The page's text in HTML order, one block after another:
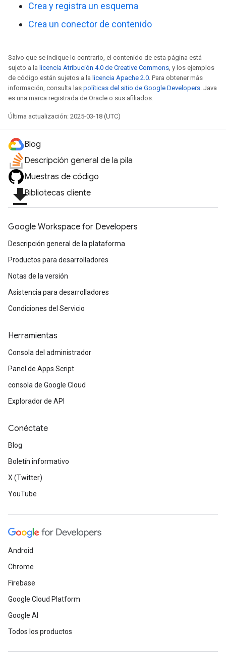
Crea y registra un esquema
Crea un conector de contenido
Salvo que se indique lo contrario, el contenido de esta página está
sujeto a la licencia Atribución 4.0 de Creative Commons, y los ejemplos
de código están sujetos a la licencia Apache 2.0. Para obtener más
información, consulta las políticas del sitio de Google Developers. Java
es una marca registrada de Oracle o sus afiliados.
Última actualización: 2025-03-18 (UTC)
Blog
Descripción general de la pila
Muestras de código
file_downloadBibliotecas cliente
Google Workspace for Developers
Descripción general de la plataforma
Productos para desarrolladores
Notas de la versión
Asistencia para desarrolladores
Condiciones del Servicio
Herramientas
Consola del administrador
Panel de Apps Script
consola de Google Cloud
Explorador de API
Conéctate
Blog
Boletín informativo
X (Twitter)
YouTube
Android
Chrome
Firebase
Google Cloud Platform
Google AI
Todos los productos